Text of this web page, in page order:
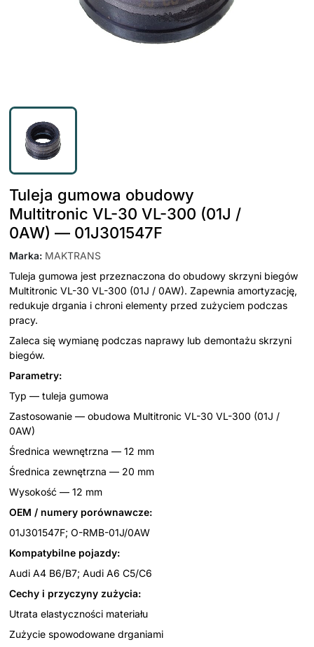
Tuleja gumowa obudowy
Multitronic VL-30 VL-300 (01J /
0AW) — 01J301547F
Marka: MAKTRANS
Tuleja gumowa jest przeznaczona do obudowy skrzyni biegów
Multitronic VL-30 VL-300 (01J / 0AW). Zapewnia amortyzację,
redukuje drgania i chroni elementy przed zużyciem podczas
pracy.
Zaleca się wymianę podczas naprawy lub demontażu skrzyni
biegów.
Parametry:
Typ — tuleja gumowa
Zastosowanie — obudowa Multitronic VL-30 VL-300 (01J /
0AW)
Średnica wewnętrzna — 12 mm
Średnica zewnętrzna — 20 mm
Wysokość — 12 mm
OEM / numery porównawcze:
01J301547F; O-RMB-01J/0AW
Kompatybilne pojazdy:
Audi A4 B6/B7; Audi A6 C5/C6
Cechy i przyczyny zużycia:
Utrata elastyczności materiału
Zużycie spowodowane drganiami